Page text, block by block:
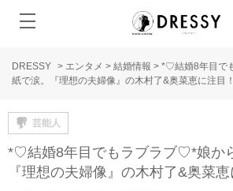
DRESSY > エンタメ > 結婚情報 > *♡結婚8年目で
紙で涙。『理想の夫婦像』の木村了&奥菜恵に注目
芸能人
*♡結婚8年目でもラブラブ♡*娘か
『理想の夫婦像』の木村了&奥菜恵